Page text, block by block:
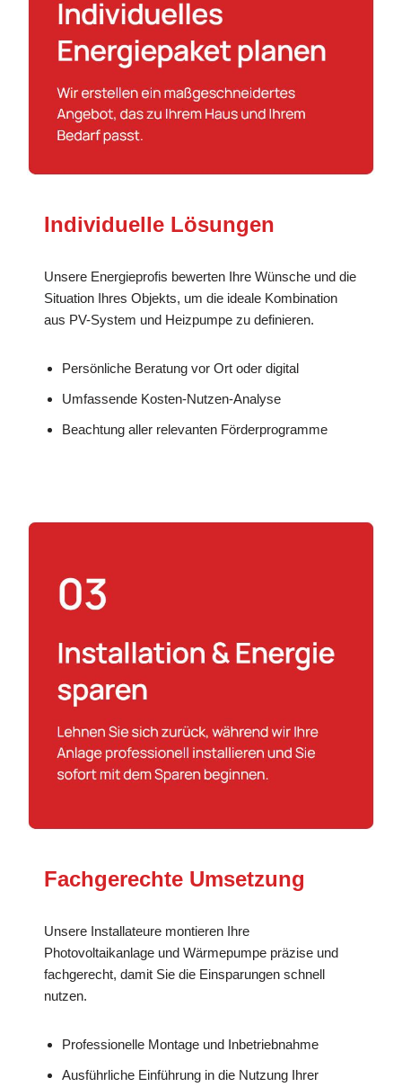
Individuelle Lösungen
Unsere Energieprofis bewerten Ihre Wünsche und die
Situation Ihres Objekts, um die ideale Kombination
aus PV-System und Heizpumpe zu definieren.
Persönliche Beratung vor Ort oder digital
Umfassende Kosten-Nutzen-Analyse
Beachtung aller relevanten Förderprogramme
Fachgerechte Umsetzung
Unsere Installateure montieren Ihre
Photovoltaikanlage und Wärmepumpe präzise und
fachgerecht, damit Sie die Einsparungen schnell
nutzen.
Professionelle Montage und Inbetriebnahme
Ausführliche Einführung in die Nutzung Ihrer